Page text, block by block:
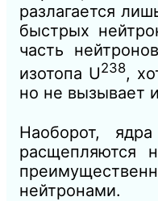
разлагается
быстрых
часть
изотопа U238,
но не вызывает
Наоборот,
расщепляются
нейтронами.